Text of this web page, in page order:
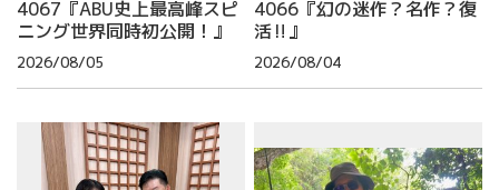
4067『ABU史上最高峰スピ
ニング世界同時初公開！』
2026/08/05
4066『幻の迷作？名作？復
活‼』
2026/08/04